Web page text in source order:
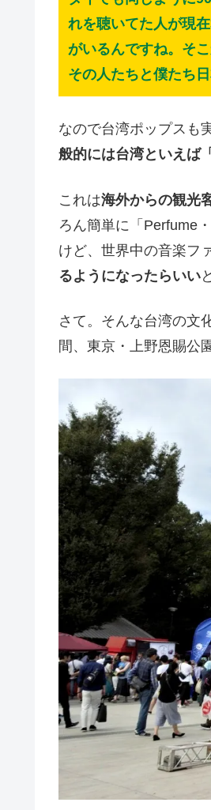
れを聴いてた人が現
がいるんですね。そ
その人たちと僕たち
なので台湾ポップスも
般的には台湾といえば
これは海外からの観光
ろん簡単に「Perfume
けど、世界中の音楽フ
るようになったらいい
さて。そんな台湾の文
間、東京・上野恩賜公